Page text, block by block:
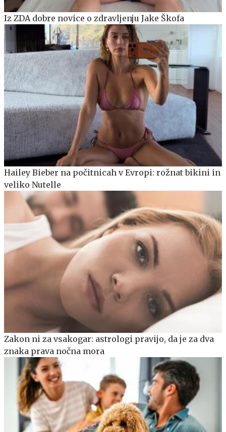
Iz ZDA dobre novice o zdravljenju Jake Škofa
Hailey Bieber na počitnicah v Evropi: rožnat bikini in
veliko Nutelle
Zakon ni za vsakogar: astrologi pravijo, da je za dva
znaka prava nočna mora